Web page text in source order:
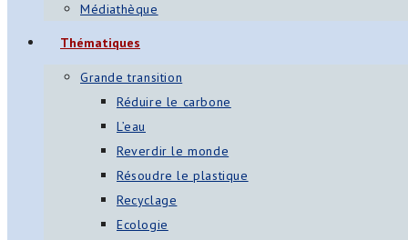
Médiathèque
Thématiques
Grande transition
Réduire le carbone
L’eau
Reverdir le monde
Résoudre le plastique
Recyclage
Ecologie